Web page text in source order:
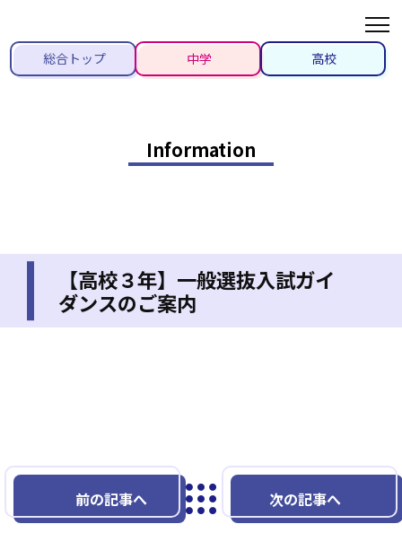
総合トップ 中学 高校
Information
【高校３年】一般選抜入試ガイ
ダンスのご案内
前の記事へ 次の記事へ